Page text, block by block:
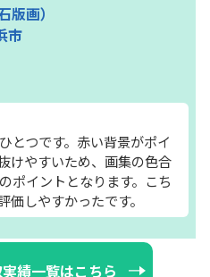
版画）
市
とつです。赤い背景がポイ
けやすいため、画集の色合
ポイントとなります。こち
価しやすかったです。
績一覧はこちら